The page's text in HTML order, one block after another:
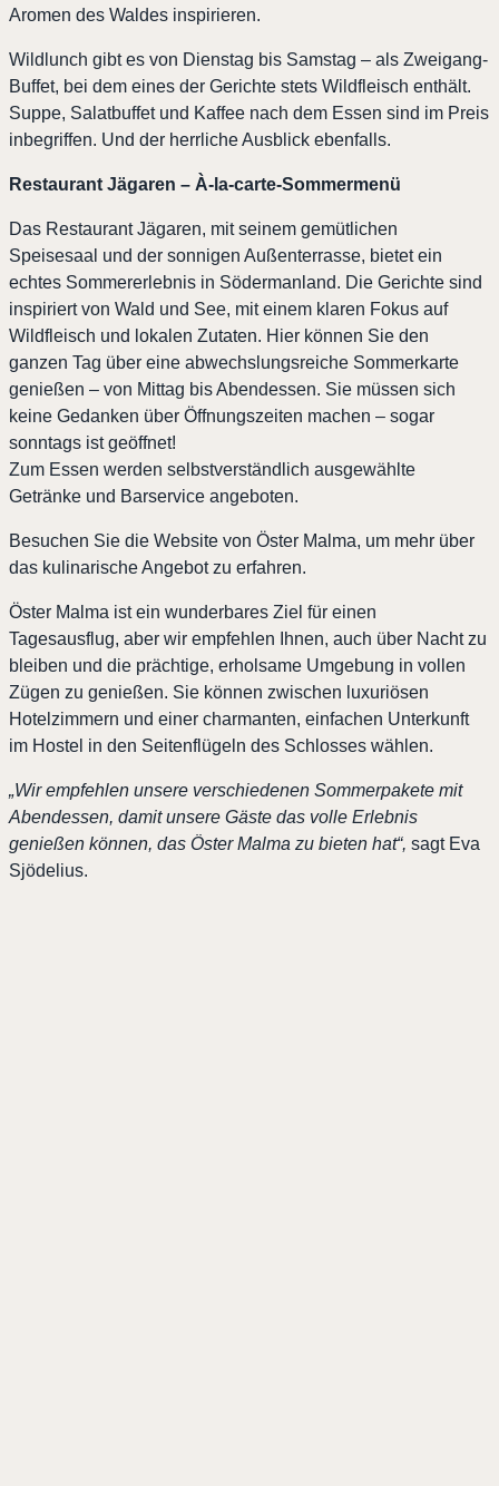
Aromen des Waldes inspirieren.
Wildlunch gibt es von Dienstag bis Samstag – als Zweigang-
Buffet, bei dem eines der Gerichte stets Wildfleisch enthält.
Suppe, Salatbuffet und Kaffee nach dem Essen sind im Preis
inbegriffen. Und der herrliche Ausblick ebenfalls.
Restaurant Jägaren – À-la-carte-Sommermenü
Das Restaurant Jägaren, mit seinem gemütlichen
Speisesaal und der sonnigen Außenterrasse, bietet ein
echtes Sommererlebnis in Södermanland. Die Gerichte sind
inspiriert von Wald und See, mit einem klaren Fokus auf
Wildfleisch und lokalen Zutaten. Hier können Sie den
ganzen Tag über eine abwechslungsreiche Sommerkarte
genießen – von Mittag bis Abendessen. Sie müssen sich
keine Gedanken über Öffnungszeiten machen – sogar
sonntags ist geöffnet!
Zum Essen werden selbstverständlich ausgewählte
Getränke und Barservice angeboten.
Besuchen Sie die Website von Öster Malma, um mehr über
das kulinarische Angebot zu erfahren.
Öster Malma ist ein wunderbares Ziel für einen
Tagesausflug, aber wir empfehlen Ihnen, auch über Nacht zu
bleiben und die prächtige, erholsame Umgebung in vollen
Zügen zu genießen. Sie können zwischen luxuriösen
Hotelzimmern und einer charmanten, einfachen Unterkunft
im Hostel in den Seitenflügeln des Schlosses wählen.
„Wir empfehlen unsere verschiedenen Sommerpakete mit
Abendessen, damit unsere Gäste das volle Erlebnis
genießen können, das Öster Malma zu bieten hat“, sagt Eva
Sjödelius.